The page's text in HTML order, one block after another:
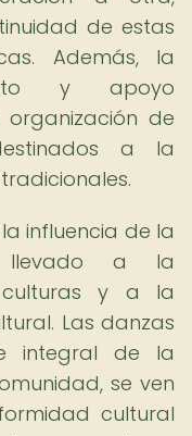
de estas
Además, la
y apoyo
de
a la
influencia de la
llevado a la
culturas y a la
Las danzas
integral de la
se ven
cultural